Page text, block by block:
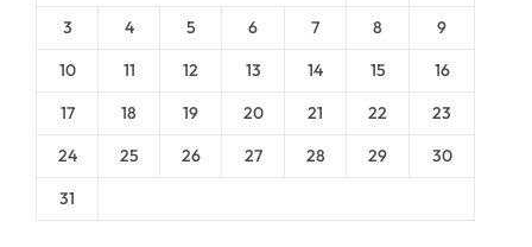
3
4 5 6 7 8
9
10
11 12 13 14 15
16
17
18 19 20 21 22
23
24
25 26 27 28 29
30
31